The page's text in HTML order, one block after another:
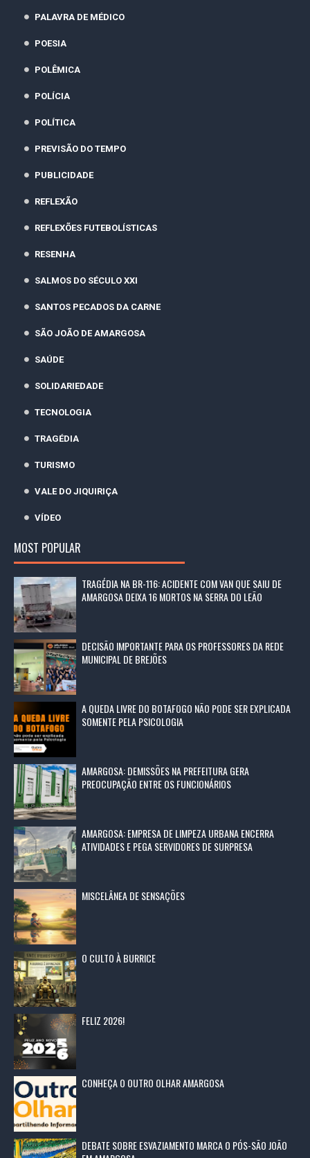
PALAVRA DE MÉDICO
POESIA
POLÊMICA
POLÍCIA
POLÍTICA
PREVISÃO DO TEMPO
PUBLICIDADE
REFLEXÃO
REFLEXÕES FUTEBOLÍSTICAS
RESENHA
SALMOS DO SÉCULO XXI
SANTOS PECADOS DA CARNE
SÃO JOÃO DE AMARGOSA
SAÚDE
SOLIDARIEDADE
TECNOLOGIA
TRAGÉDIA
TURISMO
VALE DO JIQUIRIÇA
VÍDEO
MOST POPULAR
TRAGÉDIA NA BR-116: ACIDENTE COM VAN QUE SAIU DE
AMARGOSA DEIXA 16 MORTOS NA SERRA DO LEÃO
DECISÃO IMPORTANTE PARA OS PROFESSORES DA REDE
MUNICIPAL DE BREJÕES
A QUEDA LIVRE DO BOTAFOGO NÃO PODE SER EXPLICADA
SOMENTE PELA PSICOLOGIA
AMARGOSA: DEMISSÕES NA PREFEITURA GERA
PREOCUPAÇÃO ENTRE OS FUNCIONÁRIOS
AMARGOSA: EMPRESA DE LIMPEZA URBANA ENCERRA
ATIVIDADES E PEGA SERVIDORES DE SURPRESA
MISCELÂNEA DE SENSAÇÕES
O CULTO À BURRICE
FELIZ 2026!
CONHEÇA O OUTRO OLHAR AMARGOSA
DEBATE SOBRE ESVAZIAMENTO MARCA O PÓS-SÃO JOÃO